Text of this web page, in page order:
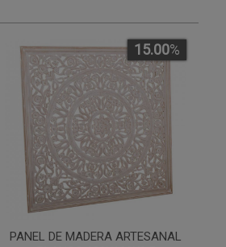
PANEL DE MADERA ARTESANAL
15.00%